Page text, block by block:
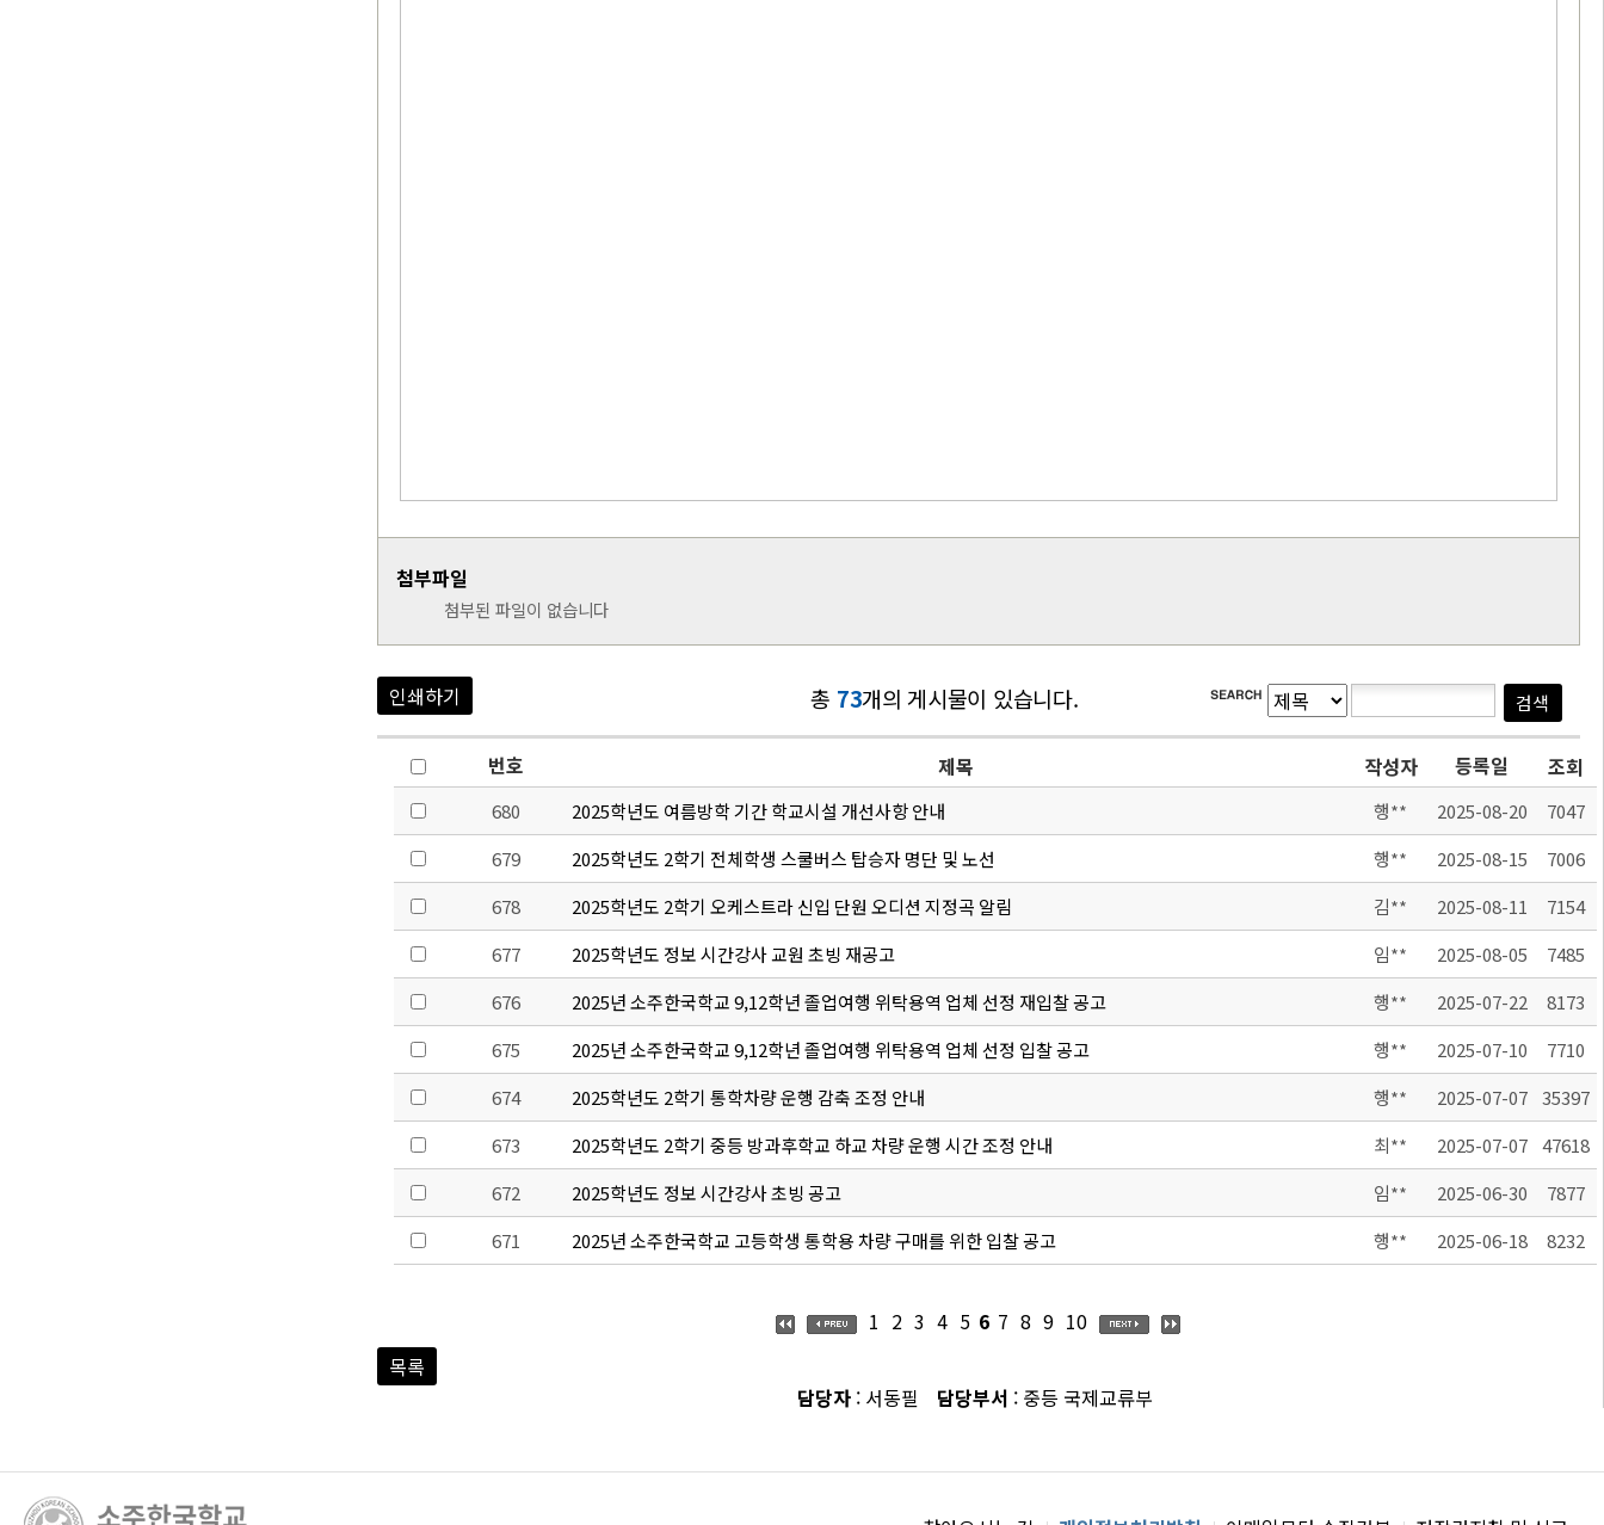
첨부파일
첨부된 파일이 없습니다
인쇄하기 총 73개의 게시물이 있습니다.
번호 제목 작성자 등록일 조회
680 2025학년도 여름방학 기간 학교시설 개선사항 안내 행** 2025-08-20
7047
679
2025학년도 2학기 전체학생 스쿨버스 탑승자 명단 및 노선 행** 2025-08-15
7006
678
2025학년도 2학기 오케스트라 신입 단원 오디션 지정곡 알림 김** 2025-08-11
7154
677
2025학년도 정보 시간강사 교원 초빙 재공고 임** 2025-08-05
7485
676
2025년 소주한국학교 9,12학년 졸업여행 위탁용역 업체 선정 재입찰 공고 행** 2025-07-22
8173
675
2025년 소주한국학교 9,12학년 졸업여행 위탁용역 업체 선정 입찰 공고 행** 2025-07-10
7710
674
2025학년도 2학기 통학차량 운행 감축 조정 안내 행** 2025-07-07 35397
673
2025학년도 2학기 중등 방과후학교 하교 차량 운행 시간 조정 안내 최** 2025-07-07 47618
672
2025학년도 정보 시간강사 초빙 공고 임** 2025-06-30
7877
671
2025년 소주한국학교 고등학생 통학용 차량 구매를 위한 입찰 공고 행** 2025-06-18 8232
1 2 3 4 5 6 7 8 9 10
목록
담당자 : 서동필 담당부서 : 중등 국제교류부